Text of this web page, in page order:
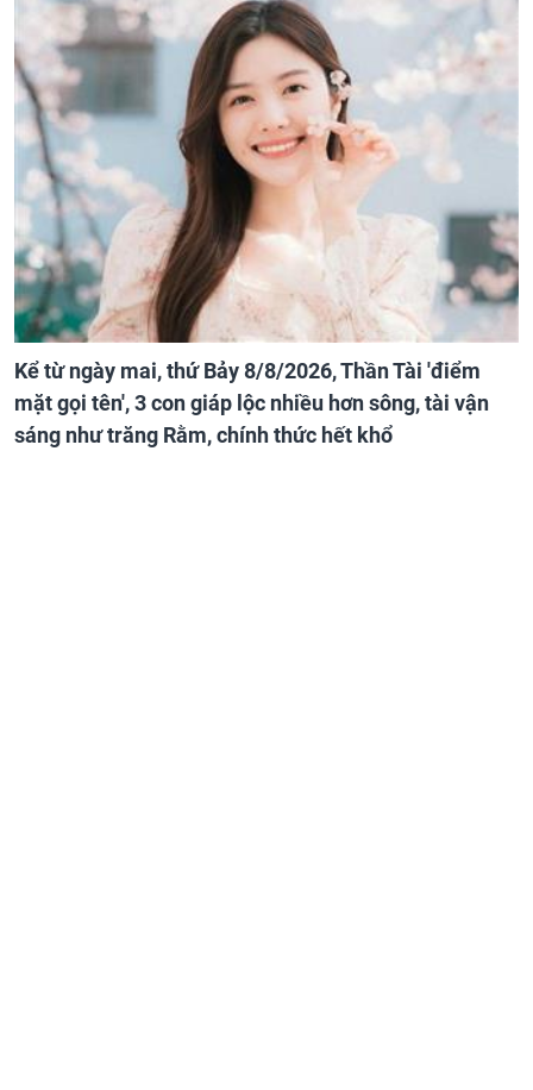
Kể từ ngày mai, thứ Bảy 8/8/2026, Thần Tài 'điểm
mặt gọi tên', 3 con giáp lộc nhiều hơn sông, tài vận
sáng như trăng Rằm, chính thức hết khổ